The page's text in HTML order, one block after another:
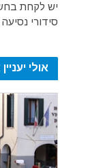
יש לקחת
סידורי
אולי